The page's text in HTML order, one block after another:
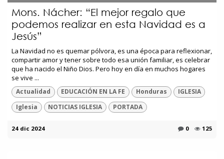
Mons. Nácher: “El mejor regalo que
podemos realizar en esta Navidad es a
Jesús”
La Navidad no es quemar pólvora, es una época para reflexionar,
compartir amor y tener sobre todo esa unión familiar, es celebrar
que ha nacido el Niño Dios. Pero hoy en día en muchos hogares
se vive ...
Actualidad EDUCACIÓN EN LA FE Honduras
IGLESIA
Iglesia
NOTICIAS IGLESIA PORTADA
24 dic 2024 0 125